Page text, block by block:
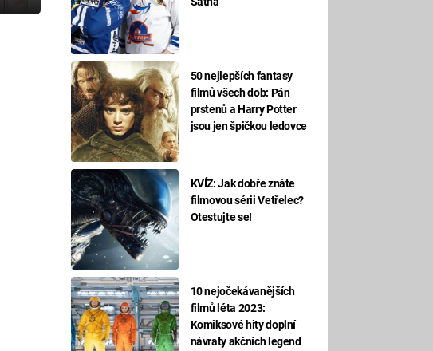
50 nejlepších fantasy
filmů všech dob: Pán
prstenů a Harry Potter
jsou jen špičkou ledovce
KVÍZ: Jak dobře znáte
filmovou sérii Vetřelec?
Otestujte se!
10 nejočekávanějších
filmů léta 2023:
Komiksové hity doplní
návraty akčních legend